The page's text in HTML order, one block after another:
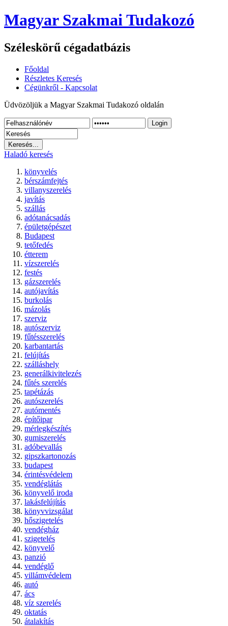
Magyar Szakmai Tudakozó
Széleskörű cégadatbázis
Főoldal
Részletes Keresés
Cégünkről - Kapcsolat
Üdvözöljük a Magyar Szakmai Tudakozó oldalán
Login
Haladó keresés
könyvelés
bérszámfejtés
villanyszerelés
javítás
szállás
adótanácsadás
épületgépészet
Budapest
tetőfedés
étterem
vízszerelés
festés
gázszerelés
autójavítás
burkolás
mázolás
szerviz
autószerviz
fűtésszerelés
karbantartás
felújítás
szálláshely
generálkivitelezés
fűtés szerelés
tapétázás
autószerelés
autómentés
építőipar
mérlegkészítés
gumiszerelés
adóbevallás
gipszkartonozás
budapest
érintésvédelem
vendéglátás
könyvelő iroda
lakásfelújítás
könyvvizsgálat
hőszigetelés
vendégház
szigetelés
könyvelő
panzió
vendéglő
villámvédelem
autó
ács
víz szerelés
oktatás
átalakítás